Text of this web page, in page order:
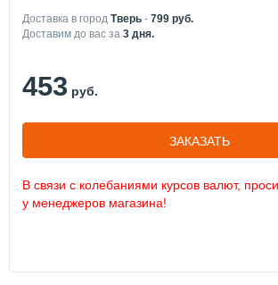
Доставка в город Тверь - 799 руб.
Доставим до вас за 3 дня.
453 руб.
ЗАКАЗАТЬ
В связи с колебаниями курсов валют,
у менеджеров магазина!